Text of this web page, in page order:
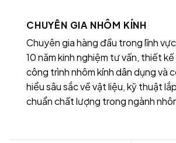
CHUYÊN GIA NHÔM KÍNH
Chuyên gia hàng đầu trong lĩnh
10 năm kinh nghiệm tư vấn, thiết
công trình nhôm kính dân dụng và
hiểu sâu sắc về vật liệu, kỹ thuật
chuẩn chất lượng trong ngành